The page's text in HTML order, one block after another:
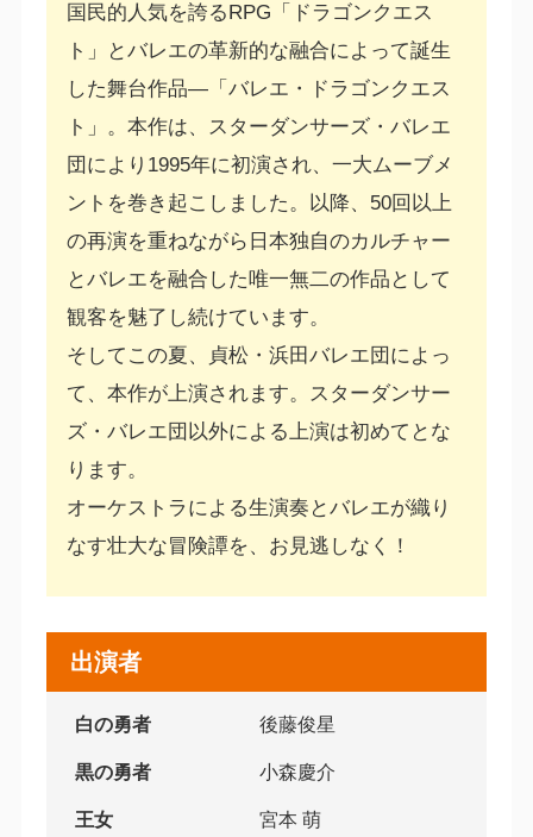
国民的人気を誇るRPG「ドラゴンクエス
ト」とバレエの革新的な融合によって誕生
した舞台作品―「バレエ・ドラゴンクエス
ト」。本作は、スターダンサーズ・バレエ
団により1995年に初演され、一大ムーブメ
ントを巻き起こしました。以降、50回以上
の再演を重ねながら日本独自のカルチャー
とバレエを融合した唯一無二の作品として
観客を魅了し続けています。
そしてこの夏、貞松・浜田バレエ団によっ
て、本作が上演されます。スターダンサー
ズ・バレエ団以外による上演は初めてとな
ります。
オーケストラによる生演奏とバレエが織り
なす壮大な冒険譚を、お見逃しなく！
出演者
白の勇者 後藤俊星
黒の勇者 小森慶介
王女 宮本 萌